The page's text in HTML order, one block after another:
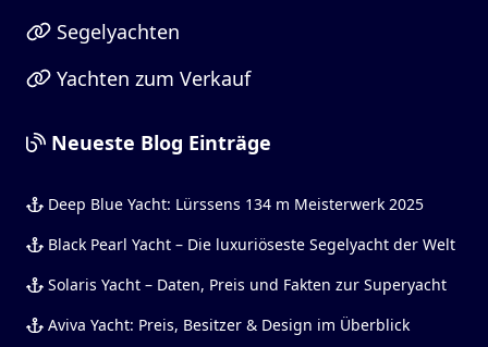
Segelyachten
Yachten zum Verkauf
Neueste Blog Einträge
Deep Blue Yacht: Lürssens 134 m Meisterwerk 2025
Black Pearl Yacht – Die luxuriöseste Segelyacht der Welt
Solaris Yacht – Daten, Preis und Fakten zur Superyacht
Aviva Yacht: Preis, Besitzer & Design im Überblick